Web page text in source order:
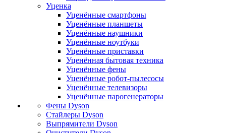
Уценка
Уценённые смартфоны
Уценённые планшеты
Уценённые наушники
Уценённые ноутбуки
Уценённые приставки
Уценённая бытовая техника
Уценённые фены
Уценённые робот-пылесосы
Уценённые телевизоры
Уценённые парогенераторы
Фены Dyson
Стайлеры Dyson
Выпрямители Dyson